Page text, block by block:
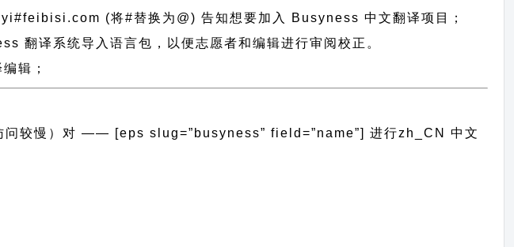
(将#替换为@) 告知想要加入 Busyness 中文翻译项目；
翻译系统导入语言包，以便志愿者和编辑进行审阅校正。
辑；
问较慢）对 —— [eps slug=”busyness” field=”name”]进行zh_CN
中文